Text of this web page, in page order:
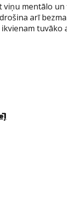
mentālo
arī
tuvāko